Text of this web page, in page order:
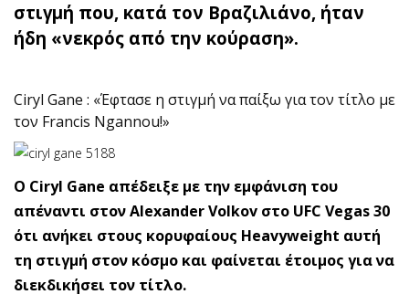
στιγμή που, κατά τον Βραζιλιάνο, ήταν
ήδη «νεκρός από την κούραση».
Ciryl Gane : «Έφτασε η στιγμή να παίξω για τον τίτλο με
τον Francis Ngannou!»
O Ciryl Gane απέδειξε με την εμφάνιση του
απέναντι στον Alexander Volkov στο UFC Vegas 30
ότι ανήκει στους κορυφαίους Heavyweight αυτή
τη στιγμή στον κόσμο και φαίνεται έτοιμος για να
διεκδικήσει τον τίτλο.